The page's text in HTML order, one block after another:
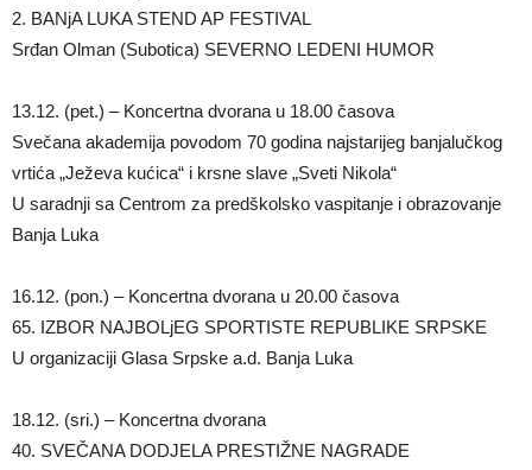
2. BANjA LUKA STEND AP FESTIVAL
Srđan Olman (Subotica) SEVERNO LEDENI HUMOR
13.12. (pet.) – Koncertna dvorana u 18.00 časova
Svečana akademija povodom 70 godina najstarijeg banjalučkog
vrtića „Ježeva kućica“ i krsne slave „Sveti Nikola“
U saradnji sa Centrom za predškolsko vaspitanje i obrazovanje
Banja Luka
16.12. (pon.) – Koncertna dvorana u 20.00 časova
65. IZBOR NAJBOLjEG SPORTISTE REPUBLIKE SRPSKE
U organizaciji Glasa Srpske a.d. Banja Luka
18.12. (sri.) – Koncertna dvorana
40. SVEČANA DODJELA PRESTIŽNE NAGRADE